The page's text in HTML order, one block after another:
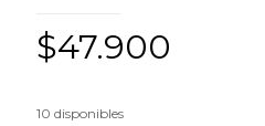
$47.900
10 disponibles